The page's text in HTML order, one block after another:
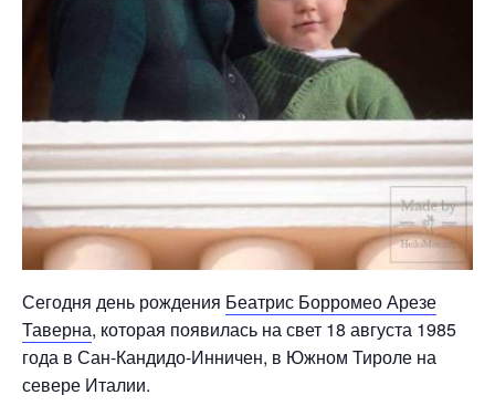
Сегодня день рождения Беатрис Борромео Арезе
Таверна, которая появилась на свет 18 августа 1985
года в Сан-Кандидо-Инничен, в Южном Тироле на
севере Италии.